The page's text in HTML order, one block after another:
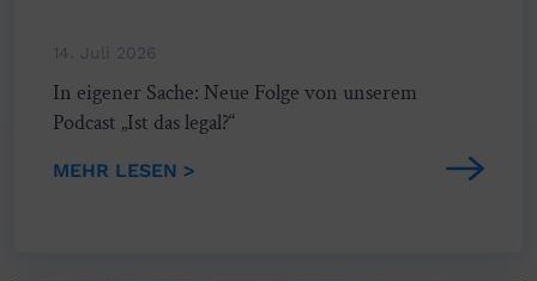
14. Juli 2026
In eigener Sache: Neue Folge von unserem
Podcast „Ist das legal?“
MEHR LESEN >